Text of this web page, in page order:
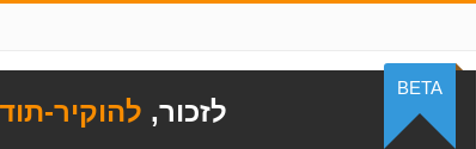
לזכור, להוקיר-
BETA